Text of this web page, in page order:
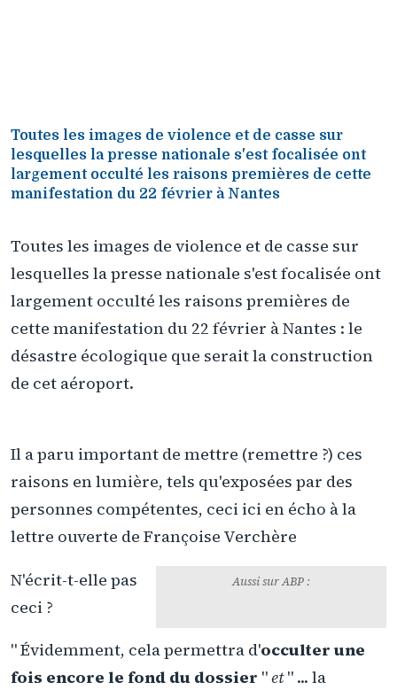
Toutes les images de violence et de casse sur
lesquelles la presse nationale s'est focalisée ont
largement occulté les raisons premières de cette
manifestation du 22 février à Nantes
Toutes les images de violence et de casse sur
lesquelles la presse nationale s'est focalisée ont
largement occulté les raisons premières de
cette manifestation du 22 février à Nantes : le
désastre écologique que serait la construction
de cet aéroport.
Il a paru important de mettre (remettre ?) ces
raisons en lumière, tels qu'exposées par des
personnes compétentes, ceci ici en écho à la
lettre ouverte de Françoise Verchère
Aussi sur ABP :
Verchère au ministre de
Landes
N'écrit-t-elle pas
ceci ?
" Évidemment, cela permettra d'occulter une
fois encore le fond du dossier "et" ... la